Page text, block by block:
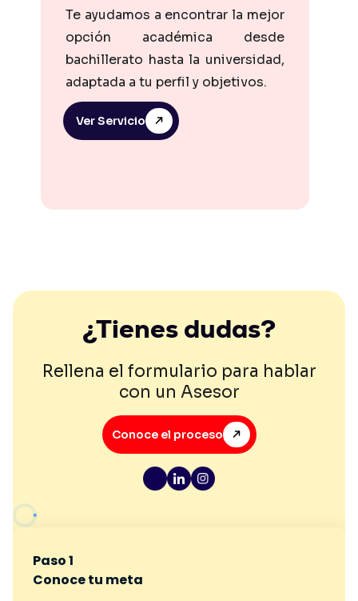
Te ayudamos a encontrar la mejor
opción académica desde
bachillerato hasta la universidad,
adaptada a tu perfil y objetivos.
Ver Servicio
¿Tienes dudas?
Rellena el formulario para hablar
con un Asesor
Conoce el proceso